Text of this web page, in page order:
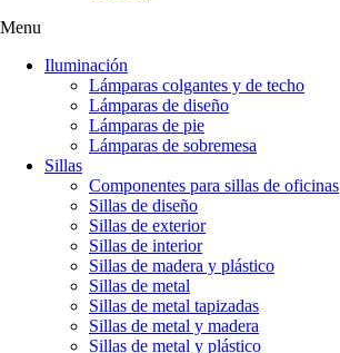
Menu
Iluminación
Lámparas colgantes y de techo
Lámparas de diseño
Lámparas de pie
Lámparas de sobremesa
Sillas
Componentes para sillas de oficinas
Sillas de diseño
Sillas de exterior
Sillas de interior
Sillas de madera y plástico
Sillas de metal
Sillas de metal tapizadas
Sillas de metal y madera
Sillas de metal y plástico